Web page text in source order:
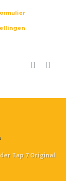
Tap 7 Original